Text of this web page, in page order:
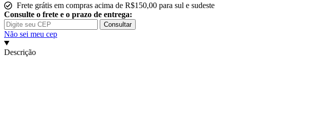
Cacau
quantidade
Frete grátis em compras acima de R$150,00 para sul e sudeste
Consulte o frete e o prazo de entrega:
Consultar
Não sei meu cep
Descrição